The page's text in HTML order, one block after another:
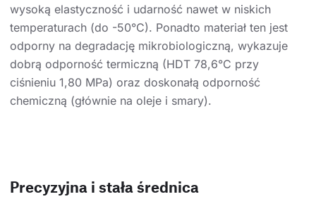
wysoką elastyczność i udarność nawet w niskich
temperaturach (do -50°C). Ponadto materiał ten jest
odporny na degradację mikrobiologiczną, wykazuje
dobrą odporność termiczną (HDT 78,6°C przy
ciśnieniu 1,80 MPa) oraz doskonałą odporność
chemiczną (głównie na oleje i smary).
Precyzyjna i stała średnica